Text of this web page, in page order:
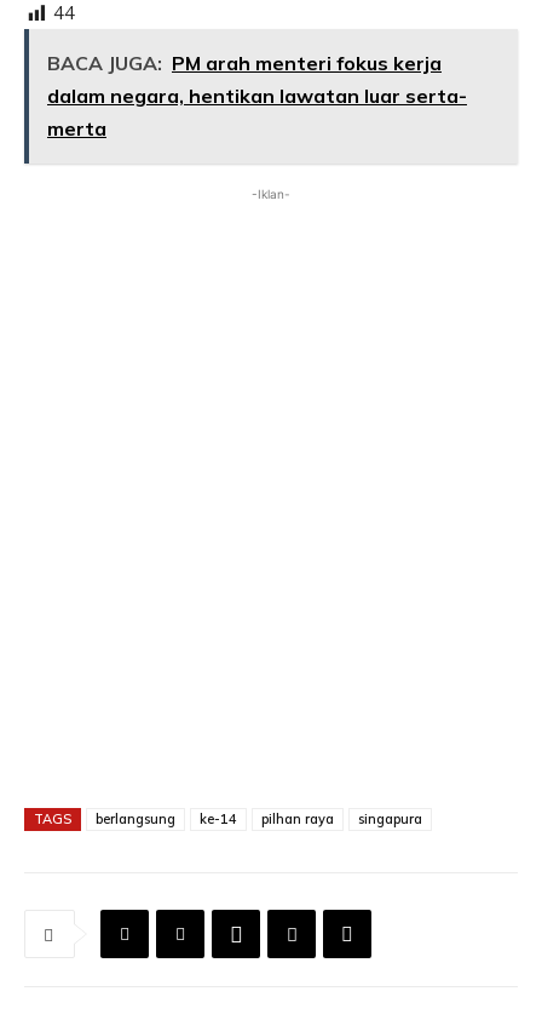
44
BACA JUGA: PM arah menteri fokus kerja
dalam negara, hentikan lawatan luar serta-
merta
-Iklan-
TAGS berlangsung ke-14 pilhan raya singapura